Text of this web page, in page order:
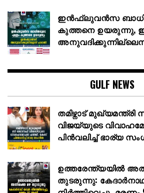
ഇൻഫ്ലുവൻസ
കുത്തനെ
GULF NEWS
തമിഴ്നാട്
വിജയ്‌യുടെ
പിൻവലിച്ച് ഭാര്യ
ഉത്തരേന്ത്യയിൽ
തുടരുന്നു: